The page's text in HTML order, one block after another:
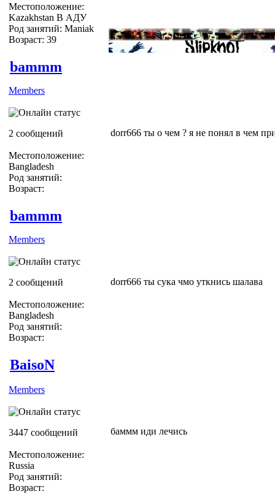
Местоположение:
Kazakhstan В АДУ
Род занятий: Maniak
Возраст: 39
bammm
Members
2 сообщений
Местоположение:
Bangladesh
Род занятий:
Возраст:
dorr666 ты о чем ? я не понял в чем
bammm
Members
2 сообщений
Местоположение:
Bangladesh
Род занятий:
Возраст:
dorr666 ты сука чмо уткнись шалава
BaisoN
Members
3447 сообщений
Местоположение:
Russia
Род занятий:
Возраст:
баммм иди лечись